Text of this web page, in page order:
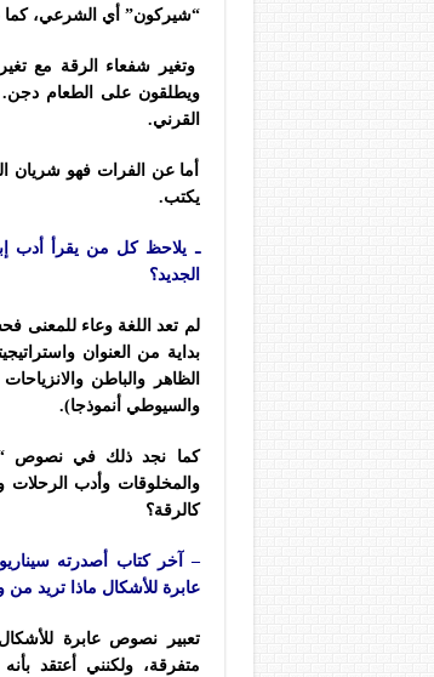
“شيركون” أي الشرعي، كما
وتغير شفعاء الرقة مع
ويطلقون على الطعام دجن.
القرني.
أما عن الفرات فهو شريان
يكتب.
ـ يلاحظ كل من يقرأ أدب
الجديد؟
لم تعد اللغة وعاء للمعنى
بداية من العنوان
الظاهر والباطن
والسيوطي أنموذجا).
كما نجد ذلك في نصوص
والمخلوقات وأدب الرحلات
كالرقة؟
– آخر كتاب أصدرته
عابرة للأشكال ماذا تريد من
تعبير نصوص عابرة
متفرقة، ولكنني أعتقد